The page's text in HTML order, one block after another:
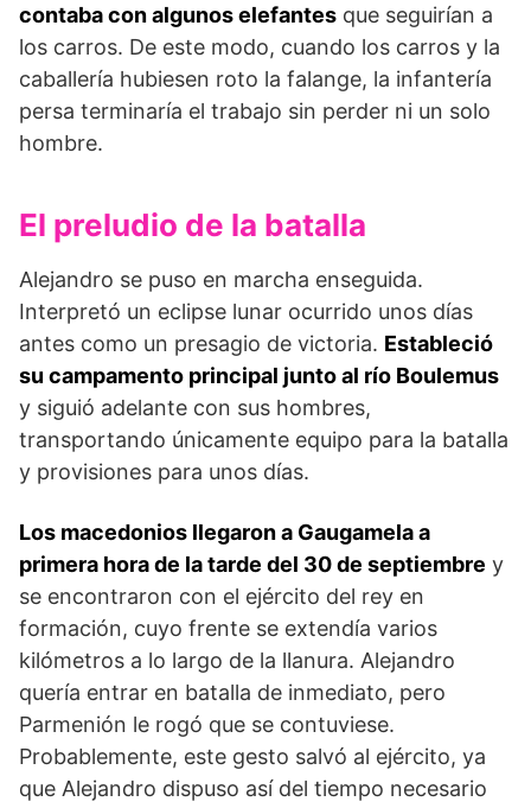
contaba con algunos elefantes que seguirían a
los carros. De este modo, cuando los carros y la
caballería hubiesen roto la falange, la infantería
persa terminaría el trabajo sin perder ni un solo
hombre.
El preludio de la batalla
Alejandro se puso en marcha enseguida.
Interpretó un eclipse lunar ocurrido unos días
antes como un presagio de victoria. Estableció
su campamento principal junto al río Boulemus
y siguió adelante con sus hombres,
transportando únicamente equipo para la batalla
y provisiones para unos días.
Los macedonios llegaron a Gaugamela a
primera hora de la tarde del 30 de septiembre y
se encontraron con el ejército del rey en
formación, cuyo frente se extendía varios
kilómetros a lo largo de la llanura. Alejandro
quería entrar en batalla de inmediato, pero
Parmenión le rogó que se contuviese.
Probablemente, este gesto salvó al ejército, ya
que Alejandro dispuso así del tiempo necesario